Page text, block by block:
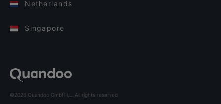
Netherlands
Singapore
©2026 Quandoo GmbH i.L. All rights reserved